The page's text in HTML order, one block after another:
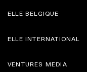
ELLE BELGIQUE
ELLE INTERNATIONAL
VENTURES MEDIA